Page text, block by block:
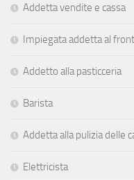
Addetta vendite e cassa
Impiegata addetta al
Addetto alla pasticceria
Barista
Addetta alla pulizia delle
Elettricista